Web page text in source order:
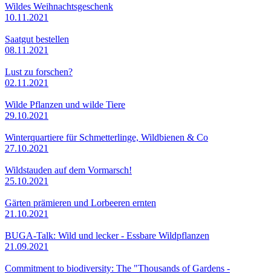
Wildes Weihnachtsgeschenk
10.11.2021
Saatgut bestellen
08.11.2021
Lust zu forschen?
02.11.2021
Wilde Pflanzen und wilde Tiere
29.10.2021
Winterquartiere für Schmetterlinge, Wildbienen & Co
27.10.2021
Wildstauden auf dem Vormarsch!
25.10.2021
Gärten prämieren und Lorbeeren ernten
21.10.2021
BUGA-Talk: Wild und lecker - Essbare Wildpflanzen
21.09.2021
Commitment to biodiversity: The "Thousands of Gardens -